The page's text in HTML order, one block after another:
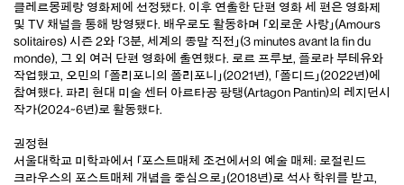
클레르몽페랑 영화제에 선정됐다. 이후 연출한 단편 영화 세 편은 영화제
및 TV 채널을 통해 방영됐다. 배우로도 활동하며 「외로운 사랑」(Amours
solitaires) 시즌 2와 「3분, 세계의 종말 직전」(3 minutes avant la fin du
monde), 그 외 여러 단편 영화에 출연했다. 로르 프루보, 플로라 부테유와
작업했고, 오민의 「폴리포니의 폴리포니」(2021년), 「폴디드」(2022년)에
참여했다. 파리 현대 미술 센터 아르타공 팡탱(Artagon Pantin)의 레지던시
작가(2024~6년)로 활동했다.
권정현
서울대학교 미학과에서 「포스트매체 조건에서의 예술 매체: 로절린드
크라우스의 포스트매체 개념을 중심으로」(2018년)로 석사 학위를 받고,